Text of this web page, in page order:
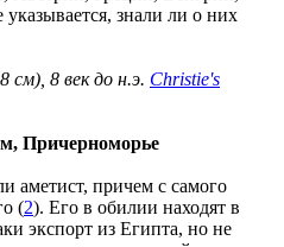
указывается, знали ли о них
см), 8 век до н.э. Christie's
Причерноморье
аметист, причем с самого
(2). Его в обилии находят в
экспорт из Египта, но не